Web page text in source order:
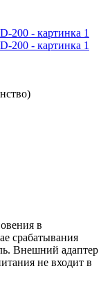
в
срабатывания
Внешний адаптер
не входит в